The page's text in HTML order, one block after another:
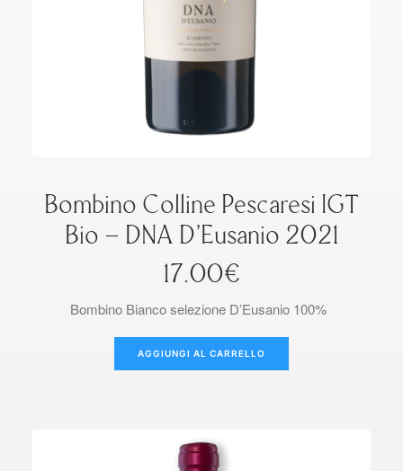
Bombino Colline Pescaresi IGT
Bio – DNA D’Eusanio 2021
17.00€
Bombino Bianco selezione D’Eusanio 100%
AGGIUNGI AL CARRELLO